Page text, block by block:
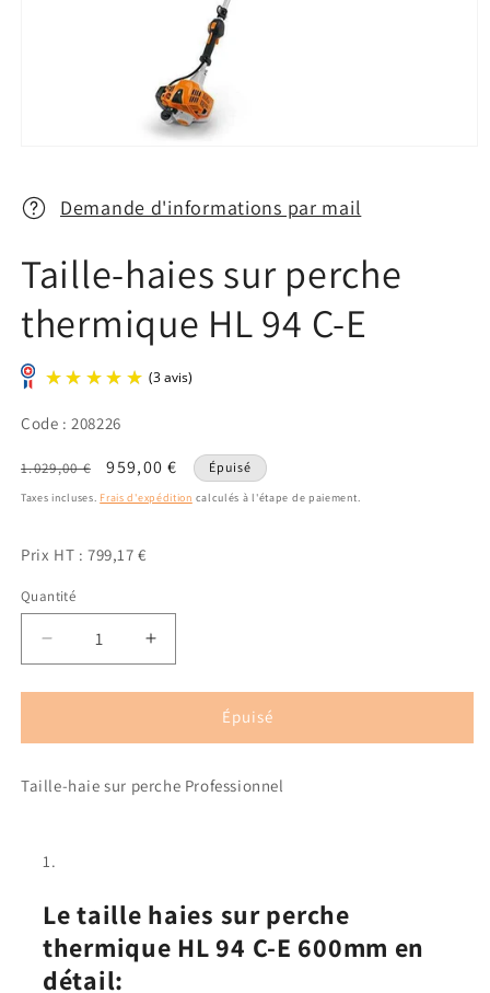
1
dans
modale
Demande d'informations par mail
Taille-haies sur perche
thermique HL 94 C-E
Code : 208226
Prix
habituel
1.029,00 €
Prix
promotionnel
959,00 € Épuisé
Taxes incluses. Frais d'expédition calculés à l'étape de paiement.
Prix HT : 799,17 €
Quantité
Quantité
Réduire
la
quantité
Taille-
sur
HL
E
Augmenter
la
quantité
Taille-
sur
C-
E
Épuisé
Taille-haie sur perche Professionnel
Le taille haies sur perche
thermique HL 94 C-E 600mm en
détail: